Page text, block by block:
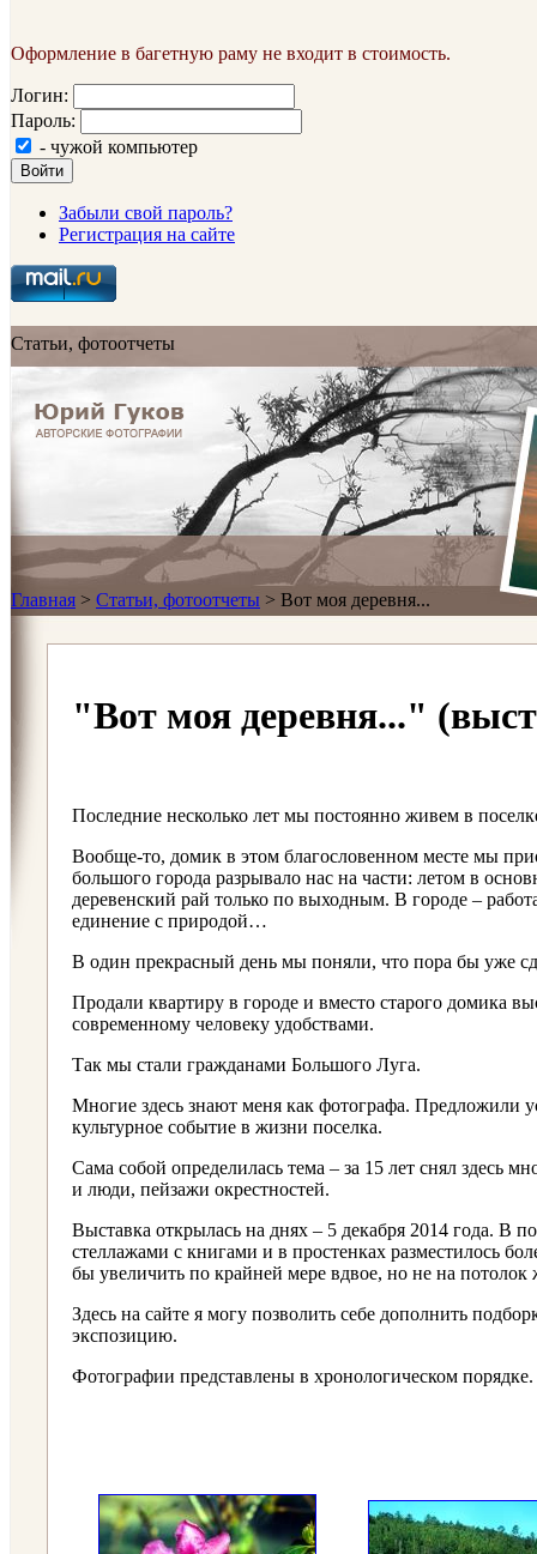
Оформление в багетную раму не входит в стоимость.
Логин:
Пароль:
- чужой компьютер
Войти
Забыли свой пароль?
Регистрация на сайте
Статьи, фотоотчеты
Главная > Статьи, фотоотчеты > Вот моя деревня...
"Вот моя деревня..."
Последние несколько лет мы постоянно живем в
Вообще-то, домик в этом благословенном месте мы
большого города разрывало нас на части: летом в
деревенский рай только по выходным. В городе ‒
единение с природой…
В один прекрасный день мы поняли, что пора бы уже
Продали квартиру в городе и вместо старого
современному человеку удобствами.
Так мы стали гражданами Большого Луга.
Многие здесь знают меня как фотографа. Предложили
культурное событие в жизни поселка.
Сама собой определилась тема ‒ за 15 лет снял здесь
и люди, пейзажи окрестностей.
Выставка открылась на днях ‒ 5 декабря 2014 года. В
стеллажами с книгами и в простенках разместилось
бы увеличить по крайней мере вдвое, но не на
Здесь на сайте я могу позволить себе дополнить
экспозицию.
Фотографии представлены в хронологическом